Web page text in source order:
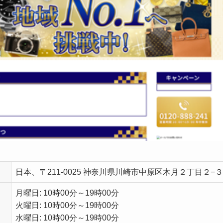
日本、〒211-0025 神奈川県川崎市中原区木月２丁目２−
月曜日: 10時00分～19時00分
火曜日: 10時00分～19時00分
水曜日: 10時00分～19時00分